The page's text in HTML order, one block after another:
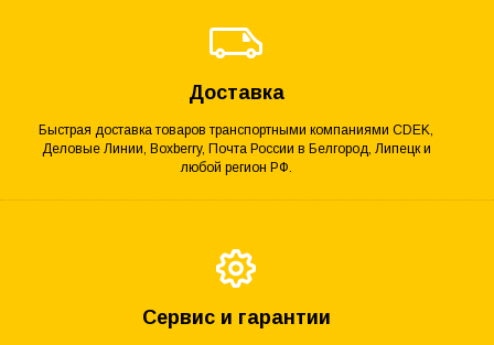
Доставка
Быстрая доставка товаров транспортными компаниями CDEK,
Деловые Линии, Boxberry, Почта России в Белгород, Липецк и
любой регион РФ.
Сервис и гарантии